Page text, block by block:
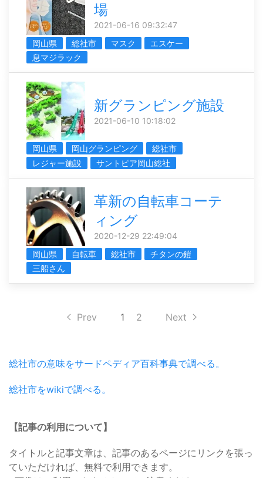
場
2021-06-16 09:32:47
岡山県
総社市 マスク
エスケー
息マジラック
新グランピング施設
2021-06-10 10:18:02
岡山県 岡山グランピング
総社市
レジャー施設
サントピア岡山総社
革新の自転車コーテ
ィング
2020-12-29 22:49:04
岡山県
自転車 総社市
チタンの鎧
三船さん
Prev 1 2 Next
総社市の意味をサードペディア百科事典で調べる。
総社市をwikiで調べる。
【記事の利用について】
タイトルと記事文章は、記事のあるページにリンクを張っ
ていただければ、無料で利用できます。